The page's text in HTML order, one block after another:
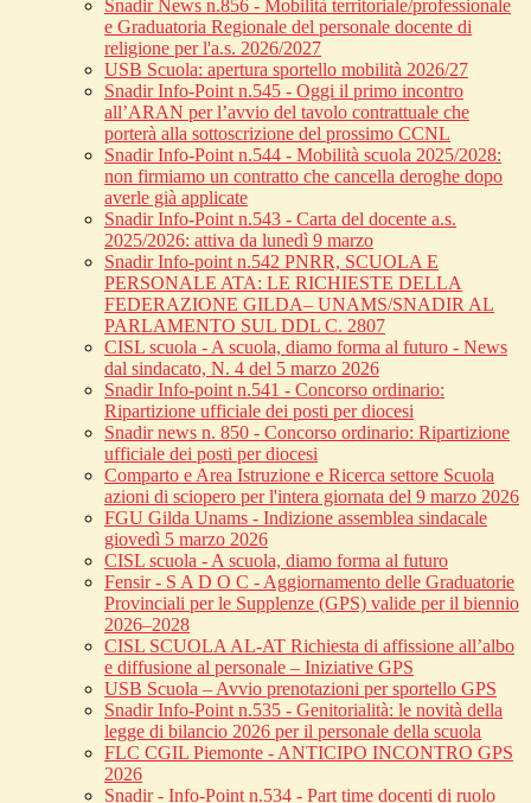
Snadir News n.856 - Mobilità territoriale/professionale
e Graduatoria Regionale del personale docente di
religione per l'a.s. 2026/2027
USB Scuola: apertura sportello mobilità 2026/27
Snadir Info-Point n.545 - Oggi il primo incontro
all’ARAN per l’avvio del tavolo contrattuale che
porterà alla sottoscrizione del prossimo CCNL
Snadir Info-Point n.544 - Mobilità scuola 2025/2028:
non firmiamo un contratto che cancella deroghe dopo
averle già applicate
Snadir Info-Point n.543 - Carta del docente a.s.
2025/2026: attiva da lunedì 9 marzo
Snadir Info-point n.542 PNRR, SCUOLA E
PERSONALE ATA: LE RICHIESTE DELLA
FEDERAZIONE GILDA– UNAMS/SNADIR AL
PARLAMENTO SUL DDL C. 2807
CISL scuola - A scuola, diamo forma al futuro - News
dal sindacato, N. 4 del 5 marzo 2026
Snadir Info-point n.541 - Concorso ordinario:
Ripartizione ufficiale dei posti per diocesi
Snadir news n. 850 - Concorso ordinario: Ripartizione
ufficiale dei posti per diocesi
Comparto e Area Istruzione e Ricerca settore Scuola
azioni di sciopero per l'intera giornata del 9 marzo 2026
FGU Gilda Unams - Indizione assemblea sindacale
giovedì 5 marzo 2026
CISL scuola - A scuola, diamo forma al futuro
Fensir - S A D O C - Aggiornamento delle Graduatorie
Provinciali per le Supplenze (GPS) valide per il biennio
2026–2028
CISL SCUOLA AL-AT Richiesta di affissione all’albo
e diffusione al personale – Iniziative GPS
USB Scuola – Avvio prenotazioni per sportello GPS
Snadir Info-Point n.535 - Genitorialità: le novità della
legge di bilancio 2026 per il personale della scuola
FLC CGIL Piemonte - ANTICIPO INCONTRO GPS
2026
Snadir - Info-Point n.534 - Part time docenti di ruolo